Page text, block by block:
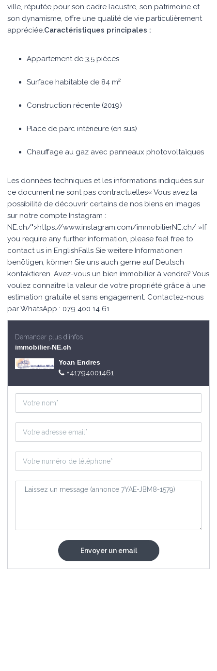
ville, réputée pour son cadre lacustre, son patrimoine et
son dynamisme, offre une qualité de vie particulièrement
appréciée.Caractéristiques principales :
Appartement de 3,5 pièces
Surface habitable de 84 m²
Construction récente (2019)
Place de parc intérieure (en sus)
Chauffage au gaz avec panneaux photovoltaïques
Les données techniques et les informations indiquées sur
ce document ne sont pas contractuelles« Vous avez la
possibilité de découvrir certains de nos biens en images
sur notre compte Instagram :
NE.ch/">https://www.instagram.com/immobilierNE.ch/ »If
you require any further information, please feel free to
contact us in EnglishFalls Sie weitere Informationen
benötigen, können Sie uns auch gerne auf Deutsch
kontaktieren. Avez-vous un bien immobilier à vendre? Vous
voulez connaître la valeur de votre propriété grâce à une
estimation gratuite et sans engagement. Contactez-nous
par WhatsApp : 079 400 14 61
Demander plus d'infos
immobilier-NE.ch
Yoan Endres
+41794001461